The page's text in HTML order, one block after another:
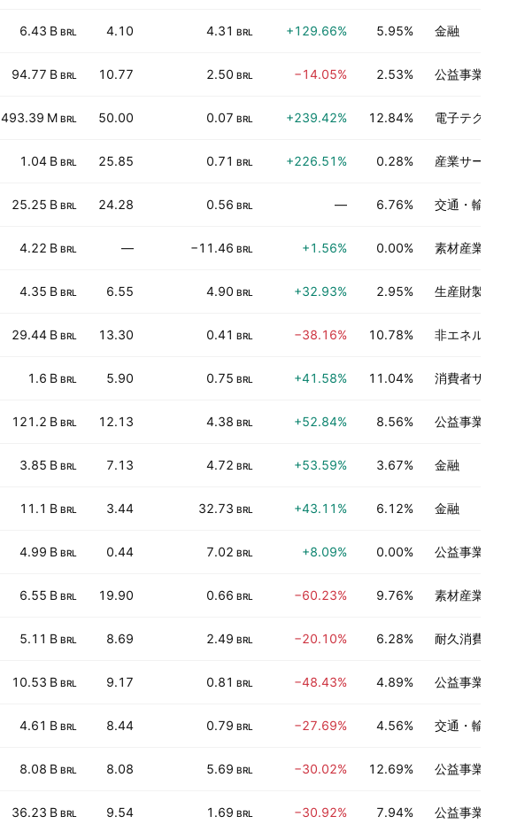
6.43 B BRL 4.10 4.31 BRL +129.66% 5.95% 金融
94.77 B BRL 10.77 2.50 BRL −14.05% 2.53% 公益事業
493.39 M BRL 50.00 0.07 BRL +239.42% 12.84% 電子テクノ
1.04 B BRL 25.85 0.71 BRL +226.51% 0.28% 産業サービス
25.25 B BRL 24.28 0.56 BRL — 6.76% 交通・輸送
4.22 B BRL — −11.46 BRL +1.56% 0.00% 素材産業
4.35 B BRL 6.55 4.90 BRL +32.93% 2.95% 生産財製造
29.44 B BRL 13.30 0.41 BRL −38.16% 10.78% 非エネルギ
1.6 B BRL 5.90 0.75 BRL +41.58% 11.04% 消費者サー
121.2 B BRL 12.13 4.38 BRL +52.84% 8.56% 公益事業
3.85 B BRL 7.13 4.72 BRL +53.59% 3.67% 金融
11.1 B BRL 3.44 32.73 BRL +43.11% 6.12% 金融
4.99 B BRL 0.44 7.02 BRL +8.09% 0.00% 公益事業
6.55 B BRL 19.90 0.66 BRL −60.23% 9.76% 素材産業
5.11 B BRL 8.69 2.49 BRL −20.10% 6.28% 耐久消費財
10.53 B BRL 9.17 0.81 BRL −48.43% 4.89% 公益事業
4.61 B BRL 8.44 0.79 BRL −27.69% 4.56% 交通・輸送
8.08 B BRL 8.08 5.69 BRL −30.02% 12.69% 公益事業
36.23 B BRL 9.54 1.69 BRL −30.92% 7.94% 公益事業